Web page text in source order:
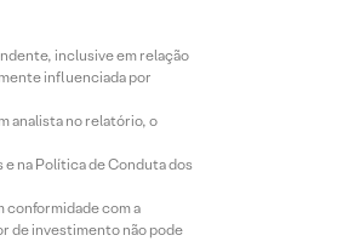
inclusive em relação
influenciada por
analista no relatório, o
na Política de Conduta dos
conformidade com a
de investimento não pode